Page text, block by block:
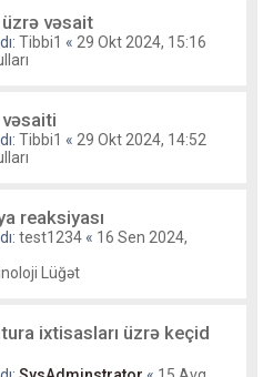
üzrə vəsait
Tibbi1 « 29 Okt 2024, 15:16
vəsaiti
Tibbi1 « 29 Okt 2024, 14:52
reaksiyası
test1234 « 16 Sen 2024,
Lüğət
ixtisasları üzrə keçid